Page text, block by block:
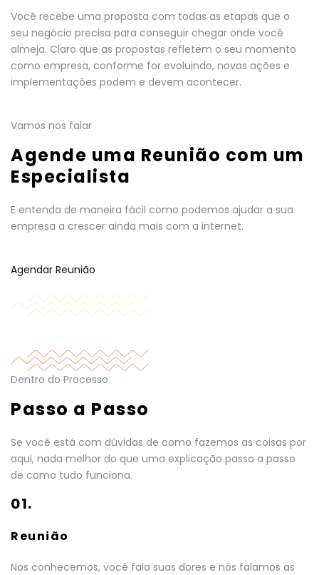
Você recebe uma proposta com todas as etapas que o
seu negócio precisa para conseguir chegar onde você
almeja. Claro que as propostas refletem o seu momento
como empresa, conforme for evoluindo, novas ações e
implementações podem e devem acontecer.
Vamos nos falar
Agende uma Reunião com um
Especialista
E entenda de maneira fácil como podemos ajudar a sua
empresa a crescer ainda mais com a internet.
Agendar Reunião
Dentro do Processo
Passo a Passo
Se você está com dúvidas de como fazemos as coisas por
aqui, nada melhor do que uma explicação passo a passo
de como tudo funciona.
01.
Reunião
Nos conhecemos, você fala suas dores e nós falamos as